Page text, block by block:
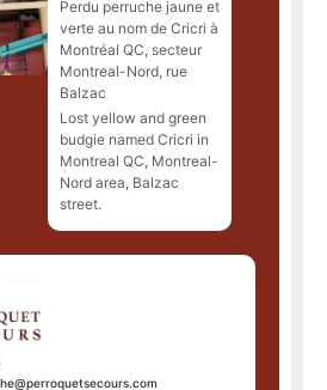
Perdu perruche jaune et
verte au nom de Cricri à
Montréal QC, secteur
Montreal-Nord, rue
Balzac
Lost yellow and green
budgie named Cricri in
Montreal QC, Montreal-
Nord area, Balzac
street.